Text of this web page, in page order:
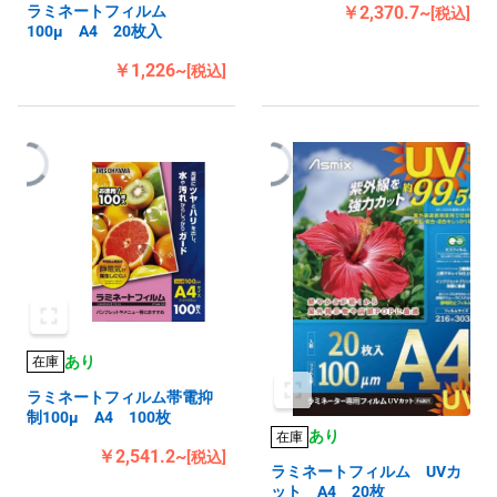
ラミネートフィルム
100μ A4 20枚入
￥1,226~[税込]
￥2,370.7~[税込]
在庫 あり
ラミネートフィルム帯電抑
制100μ A4 100枚
￥2,541.2~[税込]
在庫 あり
ラミネートフィルム UVカ
ット A4 20枚